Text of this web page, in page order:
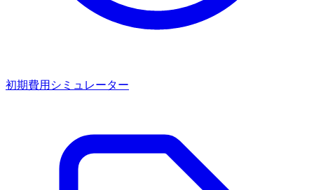
初期費用シミュレーター